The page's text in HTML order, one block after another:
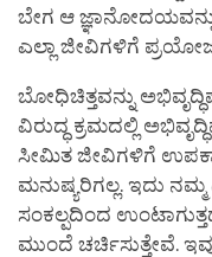
ಬೇಗ ಆ
ಎಲ್ಲಾ ಜೀವಿಗಳಿಗೆ
ಬೋಧಿಚಿತ್ತವನ್ನು
ವಿರುದ್ಧ ಕ್ರಮದಲ್ಲಿ
ಸೀಮಿತ ಜೀವಿಗಳಿಗೆ
ಮನುಷ್ಯರಿಗಲ್ಲ. ಇದು
ಸಂಕಲ್ಪದಿಂದ
ಮುಂದೆ ಚರ್ಚಿಸುತ್ತೇವೆ.